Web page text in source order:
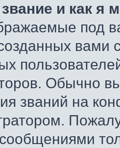
и как я
под
Обычно
званий на